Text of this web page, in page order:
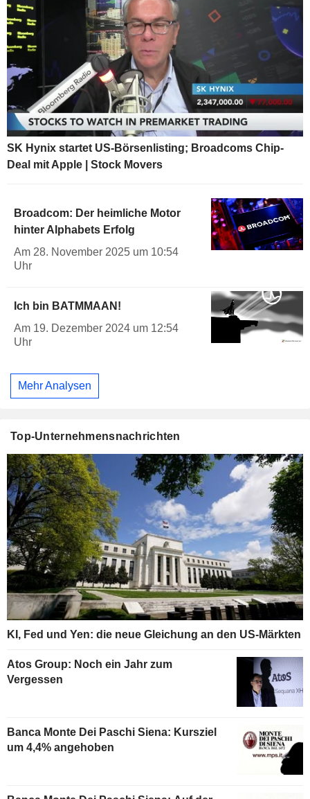
SK Hynix startet US-Börsenlisting; Broadcoms Chip-
Deal mit Apple | Stock Movers
Broadcom: Der heimliche Motor
hinter Alphabets Erfolg
Am 28. November 2025 um 10:54
Uhr
Ich bin BATMMAAN!
Am 19. Dezember 2024 um 12:54
Uhr
Mehr Analysen
Top-Unternehmensnachrichten
KI, Fed und Yen: die neue Gleichung an den US-Märkten
Atos Group: Noch ein Jahr zum
Vergessen
Banca Monte Dei Paschi Siena: Kursziel
um 4,4% angehoben